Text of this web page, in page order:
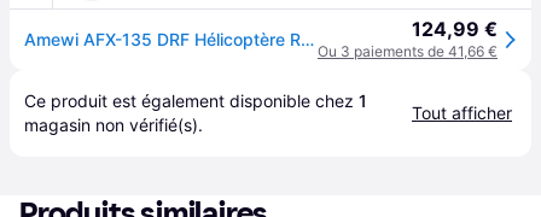
Amewi AFX-135 DRF Hélicoptère RC prêt à voler (RtF) 124,99 €
Ou 3 paiements de 41,66 €
Ce produit est également disponible chez 1
magasin non vérifié(s).
Tout afficher